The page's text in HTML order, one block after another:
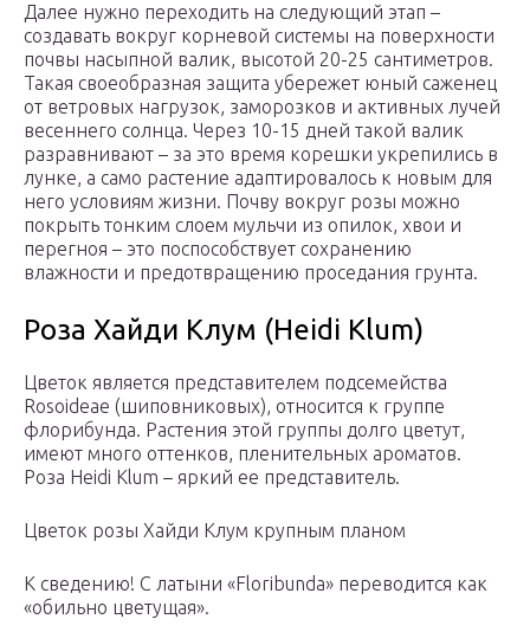
Далее нужно переходить на следующий этап –
создавать вокруг корневой системы на поверхности
почвы насыпной валик, высотой 20-25 сантиметров.
Такая своеобразная защита убережет юный саженец
от ветровых нагрузок, заморозков и активных лучей
весеннего солнца. Через 10-15 дней такой валик
разравнивают – за это время корешки укрепились в
лунке, а само растение адаптировалось к новым для
него условиям жизни. Почву вокруг розы можно
покрыть тонким слоем мульчи из опилок, хвои и
перегноя – это поспособствует сохранению
влажности и предотвращению проседания грунта.
Роза Хайди Клум (Heidi Klum)
Цветок является представителем подсемейства
Rosoideae (шиповниковых), относится к группе
флорибунда. Растения этой группы долго цветут,
имеют много оттенков, пленительных ароматов.
Роза Heidi Klum – яркий ее представитель.
Цветок розы Хайди Клум крупным планом
К сведению! С латыни «Floribunda» переводится как
«обильно цветущая».